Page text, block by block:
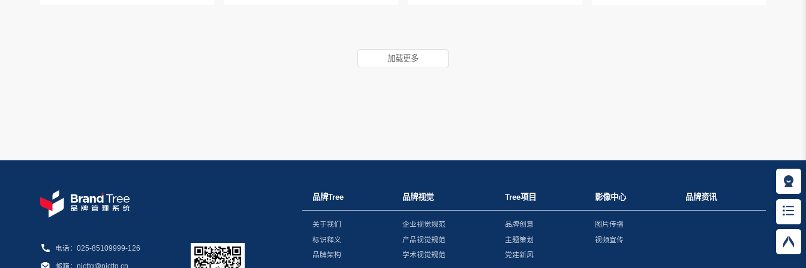
加载更多
电话：025-85109999-126
邮箱：njcttq@njcttq.cn
品牌Tree
关于我们
标识释义
品牌架构
品牌视觉
企业视觉规范
产品视觉规范
学术视觉规范
Tree项目
品牌创意
主题策划
党建新风
影像中心
图片传播
视频宣传
品牌资讯